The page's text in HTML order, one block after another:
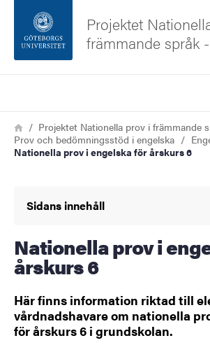
Sidfoten
Om webbplatsen
Projektet
främmande språk
Länkstig
HemProjektet Nationella prov i främmande
Prov och bedömningsstöd i engelska
Nationella prov i engelska för årskurs 6
Sidans innehåll
Nationella prov i engelska för
årskurs 6
Här finns information riktad till
vårdnadshavare om nationella
för årskurs 6 i grundskolan.